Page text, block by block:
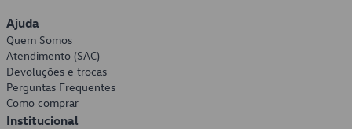
Ajuda
Quem Somos
Atendimento (SAC)
Devoluções e trocas
Perguntas Frequentes
Como comprar
Institucional